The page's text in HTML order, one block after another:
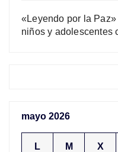
«Leyendo por la
niños y adolescentes
mayo 2026
L M X